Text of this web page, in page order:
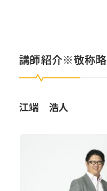
講師紹介※敬称略
江端 浩人